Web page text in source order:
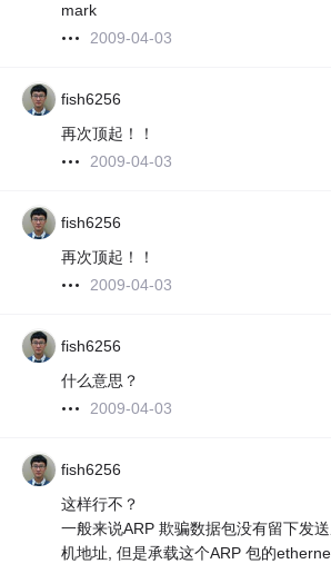
mark
2009-04-03
fish6256
再次顶起！！
2009-04-03
fish6256
再次顶起！！
2009-04-03
fish6256
什么意思？
2009-04-03
fish6256
这样行不？
一般来说ARP 欺骗数据包没有留下发
机地址, 但是承载这个ARP 包的